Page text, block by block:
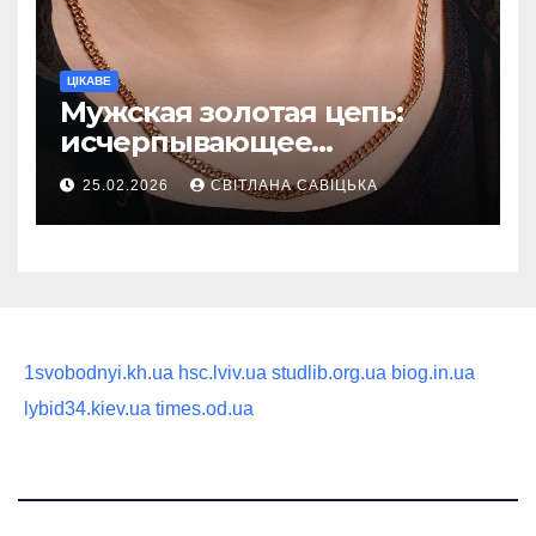
ЦІКАВЕ
Мужская золотая цепь:
исчерпывающее
руководство по выбору
статусного украшения
25.02.2026 СВІТЛАНА САВІЦЬКА
1svobodnyi.kh.ua hsc.lviv.ua studlib.org.ua biog.in.ua
lybid34.kiev.ua times.od.ua